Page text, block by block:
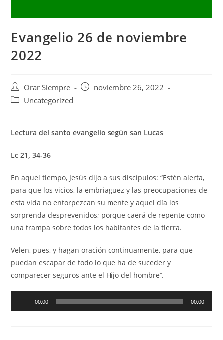
Evangelio 26 de noviembre
2022
Autor
de
Orar Siempre
Publicación
noviembre 26, 2022
Categoría
entrada:
Uncategorized
Lectura del santo evangelio según san Lucas
Lc 21, 34-36
En aquel tiempo, Jesús dijo a sus discípulos: “Estén alerta,
para que los vicios, la embriaguez y las preocupaciones de
esta vida no entorpezcan su mente y aquel día los
sorprenda desprevenidos; porque caerá de repente como
una trampa sobre todos los habitantes de la tierra.
Velen, pues, y hagan oración continuamente, para que
puedan escapar de todo lo que ha de suceder y
comparecer seguros ante el Hijo del hombre’’.
de
00:00 00:00